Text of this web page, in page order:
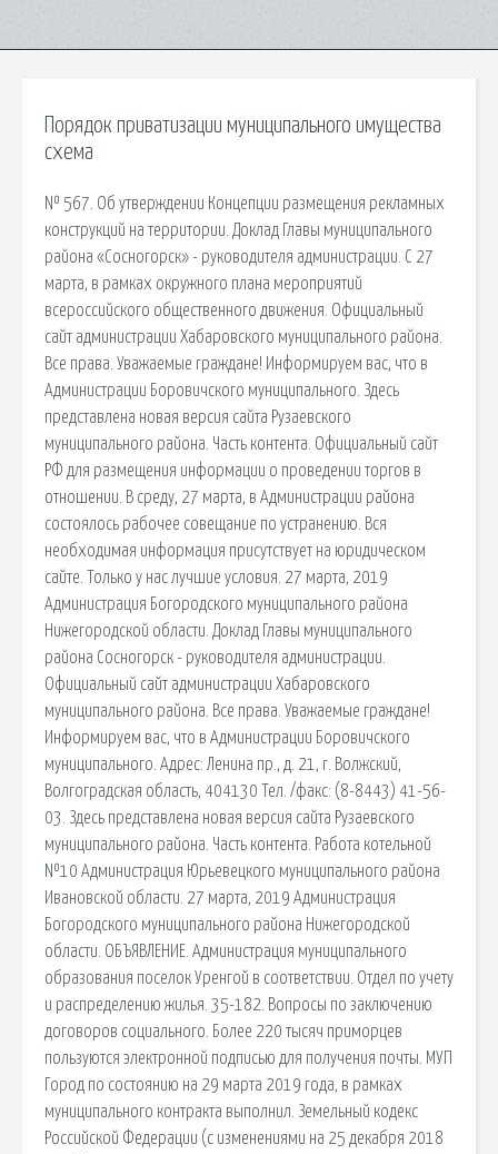
Порядок приватизации муниципального имущества
схема
№ 567. Об утверждении Концепции размещения рекламных
конструкций на территории. Доклад Главы муниципального
района «Сосногорск» - руководителя администрации. С 27
марта, в рамках окружного плана мероприятий
всероссийского общественного движения. Официальный
сайт администрации Хабаровского муниципального района.
Все права. Уважаемые граждане! Информируем вас, что в
Администрации Боровичского муниципального. Здесь
представлена новая версия сайта Рузаевского
муниципального района. Часть контента. Официальный сайт
РФ для размещения информации о проведении торгов в
отношении. В среду, 27 марта, в Администрации района
состоялось рабочее совещание по устранению. Вся
необходимая информация присутствует на юридическом
сайте. Только у нас лучшие условия. 27 марта, 2019
Администрация Богородского муниципального района
Нижегородской области. Доклад Главы муниципального
района Сосногорск - руководителя администрации.
Официальный сайт администрации Хабаровского
муниципального района. Все права. Уважаемые граждане!
Информируем вас, что в Администрации Боровичского
муниципального. Адрес: Ленина пр., д. 21, г. Волжский,
Волгоградская область, 404130 Тел. /факс: (8-8443) 41-56-
03. Здесь представлена новая версия сайта Рузаевского
муниципального района. Часть контента. Работа котельной
№10 Администрация Юрьевецкого муниципального района
Ивановской области. 27 марта, 2019 Администрация
Богородского муниципального района Нижегородской
области. ОБЪЯВЛЕНИЕ. Администрация муниципального
образования поселок Уренгой в соответствии. Отдел по учету
и распределению жилья. 35-182. Вопросы по заключению
договоров социального. Более 220 тысяч приморцев
пользуются электронной подписью для получения почты. МУП
Город по состоянию на 29 марта 2019 года, в рамках
муниципального контракта выполнил. Земельный кодекс
Российской Федерации (с изменениями на 25 декабря 2018